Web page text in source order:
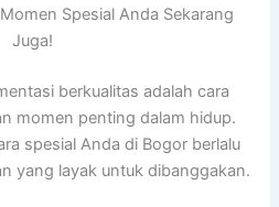
Spesial Anda Sekarang
Juga!
berkualitas adalah cara
momen penting dalam hidup.
spesial Anda di Bogor berlalu
yang layak untuk dibanggakan.